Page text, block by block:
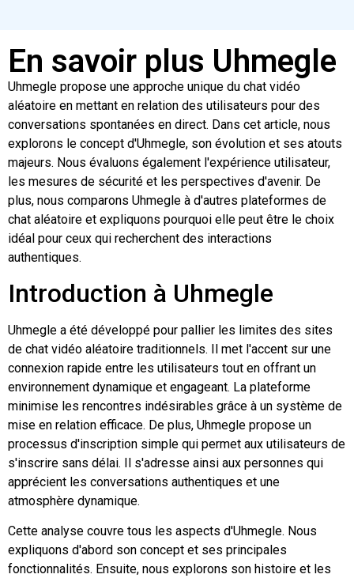
En savoir plus Uhmegle
Uhmegle propose une approche unique du chat vidéo
aléatoire en mettant en relation des utilisateurs pour des
conversations spontanées en direct. Dans cet article, nous
explorons le concept d'Uhmegle, son évolution et ses atouts
majeurs. Nous évaluons également l'expérience utilisateur,
les mesures de sécurité et les perspectives d'avenir. De
plus, nous comparons Uhmegle à d'autres plateformes de
chat aléatoire et expliquons pourquoi elle peut être le choix
idéal pour ceux qui recherchent des interactions
authentiques.
Introduction à Uhmegle
Uhmegle a été développé pour pallier les limites des sites
de chat vidéo aléatoire traditionnels. Il met l'accent sur une
connexion rapide entre les utilisateurs tout en offrant un
environnement dynamique et engageant. La plateforme
minimise les rencontres indésirables grâce à un système de
mise en relation efficace. De plus, Uhmegle propose un
processus d'inscription simple qui permet aux utilisateurs de
s'inscrire sans délai. Il s'adresse ainsi aux personnes qui
apprécient les conversations authentiques et une
atmosphère dynamique.
Cette analyse couvre tous les aspects d'Uhmegle. Nous
expliquons d'abord son concept et ses principales
fonctionnalités. Ensuite, nous explorons son histoire et les